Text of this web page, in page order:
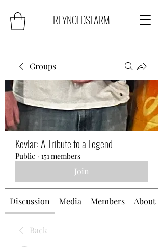
REYNOLDSFARM
Groups
Kevlar: A Tribute to a Legend
Public · 151 members
Join
Discussion Media Members About
Back